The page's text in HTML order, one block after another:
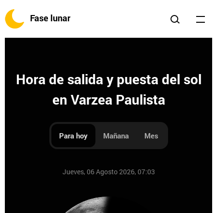
Fase lunar
Hora de salida y puesta del sol
en Varzea Paulista
Para hoy Mañana Mes
Jueves, 06 Agosto 2026, 07:03